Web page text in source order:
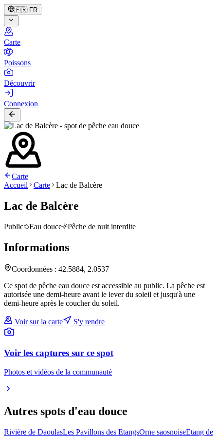
🇫🇷 FR
Carte
Poissons
Découvrir
Connexion
Carte
Accueil
Carte Lac de Balcère
Lac de Balcère
Public Eau douce Pêche de nuit interdite
Informations
Coordonnées : 42.5884, 2.0537
Ce spot de pêche eau douce est accessible au public. La pêche est
autorisée une demi-heure avant le lever du soleil et jusqu'à une
demi-heure après le coucher du soleil.
Voir sur la carte S'y rendre
Voir les captures sur ce spot
Photos et vidéos de la communauté
Autres spots d'eau douce
Rivière de DaoulasLes Pavillons des EtangsOrne saosnoiseEtang de